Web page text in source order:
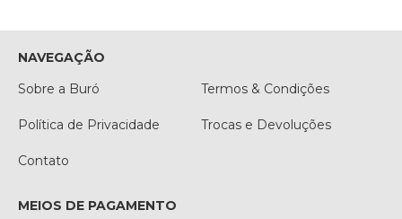
NAVEGAÇÃO
Sobre a Buró
Termos & Condições
Política de Privacidade Trocas e Devoluções
Contato
MEIOS DE PAGAMENTO